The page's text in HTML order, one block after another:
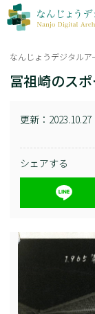
なんじょうデジタルア
冨祖崎のス
更新： 2023.10.27
シェアする